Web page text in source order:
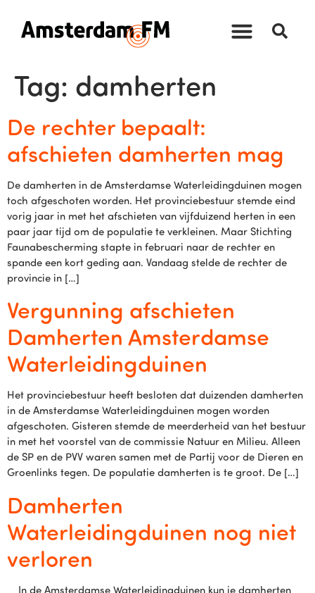
Tag: damherten
De rechter bepaalt:
afschieten damherten mag
De damherten in de Amsterdamse Waterleidingduinen mogen
toch afgeschoten worden. Het provinciebestuur stemde eind
vorig jaar in met het afschieten van vijfduizend herten in een
paar jaar tijd om de populatie te verkleinen. Maar Stichting
Faunabescherming stapte in februari naar de rechter en
spande een kort geding aan. Vandaag stelde de rechter de
provincie in […]
Vergunning afschieten
Damherten Amsterdamse
Waterleidingduinen
Het provinciebestuur heeft besloten dat duizenden damherten
in de Amsterdamse Waterleidingduinen mogen worden
afgeschoten. Gisteren stemde de meerderheid van het bestuur
in met het voorstel van de commissie Natuur en Milieu. Alleen
de SP en de PVV waren samen met de Partij voor de Dieren en
Groenlinks tegen. De populatie damherten is te groot. De […]
Damherten
Waterleidingduinen nog niet
verloren
In de Amsterdamse Waterleidingduinen kun je damherten